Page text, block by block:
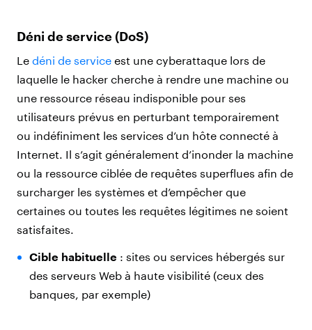
Déni de service (DoS)
Le déni de service est une cyberattaque lors de
laquelle le hacker cherche à rendre une machine ou
une ressource réseau indisponible pour ses
utilisateurs prévus en perturbant temporairement
ou indéfiniment les services d’un hôte connecté à
Internet. Il s’agit généralement d’inonder la machine
ou la ressource ciblée de requêtes superflues afin de
surcharger les systèmes et d’empêcher que
certaines ou toutes les requêtes légitimes ne soient
satisfaites.
Cible habituelle : sites ou services hébergés sur
des serveurs Web à haute visibilité (ceux des
banques, par exemple)